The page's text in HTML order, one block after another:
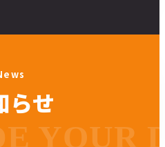
ンロード
ews
らせ
YOUR